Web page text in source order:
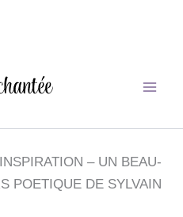
– UN BEAU-
POETIQUE DE SYLVAIN